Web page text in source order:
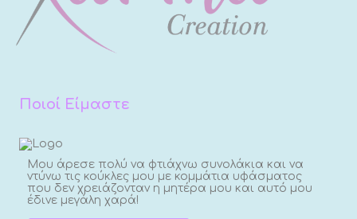
Ποιοί Είμαστε
Μου άρεσε πολύ να φτιάχνω συνολάκια και να
ντύνω τις κούκλες μου με κομμάτια υφάσματος
που δεν χρειάζονταν η μητέρα μου και αυτό μου
έδινε μεγάλη χαρά!